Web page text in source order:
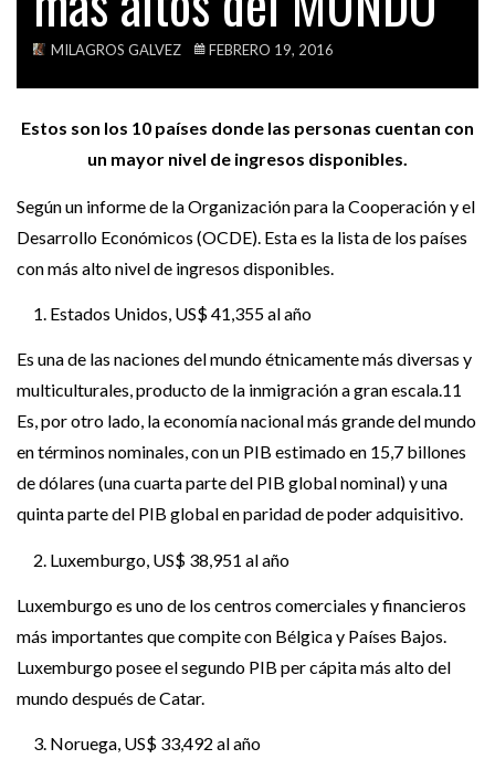
PPK…
MILAGROS GALVEZ FEBRERO 19, 2016
Estos son los 10 países donde las personas cuentan con
un mayor nivel de ingresos disponibles.
Según un informe de la Organización para la Cooperación y el
Desarrollo Económicos (OCDE). Esta es la lista de los países
con más alto nivel de ingresos disponibles.
Estados Unidos, US$ 41,355 al año
Es una de las naciones del mundo étnicamente más diversas y
multiculturales, producto de la inmigración a gran escala.11
Es, por otro lado, la economía nacional más grande del mundo
en términos nominales, con un PIB estimado en 15,7 billones
de dólares (una cuarta parte del PIB global nominal) y una
quinta parte del PIB global en paridad de poder adquisitivo.
Luxemburgo, US$ 38,951 al año
Luxemburgo es uno de los centros comerciales y financieros
más importantes que compite con Bélgica y Países Bajos.
Luxemburgo posee el segundo PIB per cápita más alto del
mundo después de Catar.
Noruega, US$ 33,492 al año